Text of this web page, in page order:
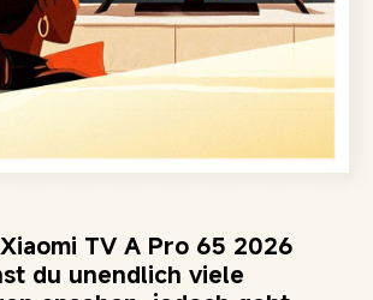
TV A Pro 65 2026
du unendlich viele